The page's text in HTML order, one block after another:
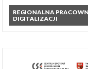
REGIONALNA
DIGITALIZACJI